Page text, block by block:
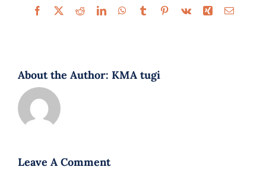
Facebook
X RedditLinkedInWhatsApp
TumblrPinterest
Vk Xing Email
About the Author: KMA tugi
Leave A Comment